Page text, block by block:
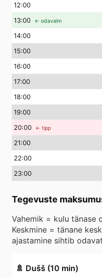
12:00
13:00 ← odavaim
14:00
15:00
16:00
17:00
18:00
19:00
20:00 ← tipp
21:00
22:00
23:00
Tegevuste
Vahemik = kulu tänase
Keskmine = tänane
ajastamine sihtib
🚿 Dušš (10 min)